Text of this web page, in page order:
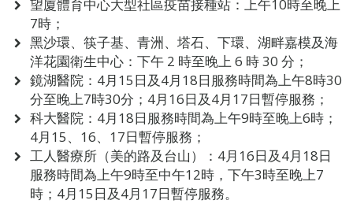
望廈體育中心大型社區疫苗接種站：上午10時至晚上
7時；
黑沙環、筷子基、青洲、塔石、下環、湖畔嘉模及海
洋花園衛生中心：下午 2 時至晚上 6 時 30 分；
鏡湖醫院：4月15日及4月18日服務時間為上午8時30
分至晚上7時30分；4月16日及4月17日暫停服務；
科大醫院：4月18日服務時間為上午9時至晚上6時；
4月15、16、17日暫停服務；
工人醫療所（美的路及台山）：4月16日及4月18日
服務時間為上午9時至中午12時，下午3時至晚上7
時；4月15日及4月17日暫停服務。